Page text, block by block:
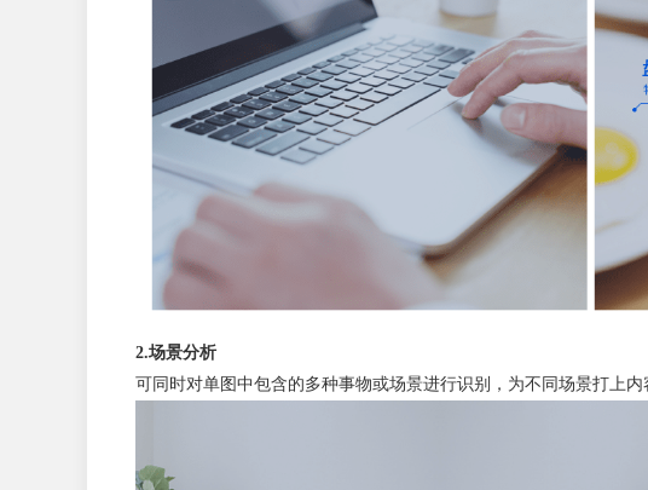
2.场景分析
可同时对单图中包含的多种事物或场景进行识别，为不同场景打上